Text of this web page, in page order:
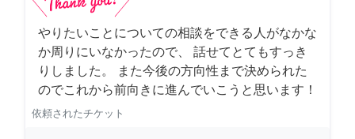
やりたいことについての相談をできる人がなかな
か周りにいなかったので、 話せてとてもすっき
りしました。 また今後の方向性まで決められた
のでこれから前向きに進んでいこうと思います！
依頼されたチケット